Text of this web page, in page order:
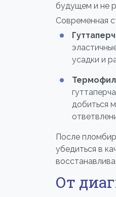
будущем и не
Современная
усадки и
добиться
После
убедиться в
От